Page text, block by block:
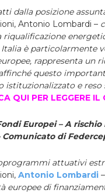
dalla posizione
Antonio Lombardi –
è particolarmente
rappresenta un
questo
e reso
QUI PER LEGGERE
Europei – A rischio
di
attuativi
Antonio Lombardi –
europee di